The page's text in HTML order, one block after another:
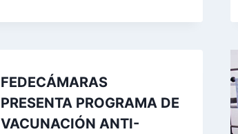
FEDECÁMARAS
PRESENTA PROGRAMA DE
VACUNACIÓN ANTI-